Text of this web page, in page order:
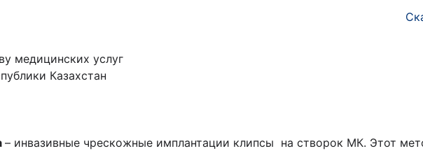
медицинских услуг
Казахстан
– инвазивные чрескожные имплантации клипсы на створок МК. Этот